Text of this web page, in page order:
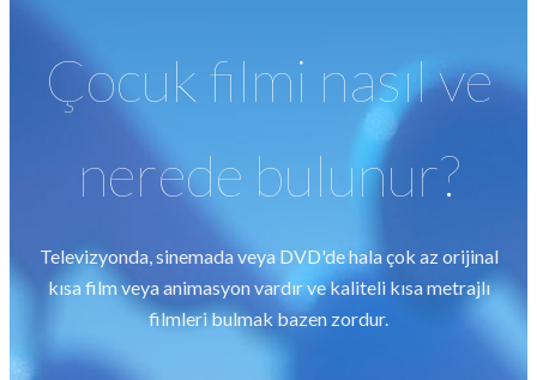
Çocuk filmi nasıl ve
nerede bulunur?
Televizyonda, sinemada veya DVD'de hala çok az orijinal
kısa film veya animasyon vardır ve kaliteli kısa metrajlı
filmleri bulmak bazen zordur.